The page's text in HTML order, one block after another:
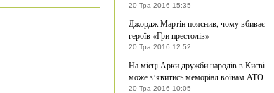
20 Тра 2016 15:35
Джордж Мартін пояснив, чому вбиває
героїв «Гри престолів»
20 Тра 2016 12:52
На місці Арки дружби народів в Києві
може з’явитись меморіал воїнам АТО
20 Тра 2016 10:05